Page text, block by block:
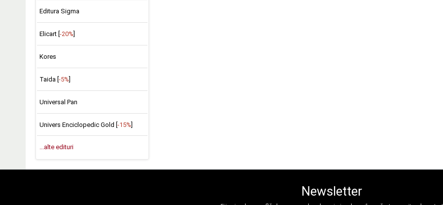
Editura Sigma
Elicart [ -20%
Kores
Taida [ -5%
Universal Pan
Univers Enciclopedic Gold [-15%]
...alte edituri
Newsletter